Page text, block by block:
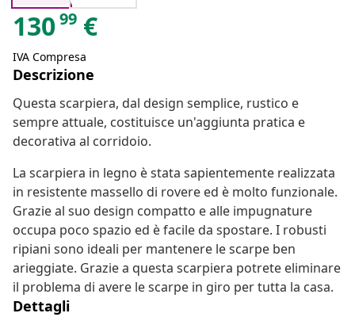
13099 €
IVA Compresa
Descrizione
Questa scarpiera, dal design semplice, rustico e
sempre attuale, costituisce un'aggiunta pratica e
decorativa al corridoio.
La scarpiera in legno è stata sapientemente realizzata
in resistente massello di rovere ed è molto funzionale.
Grazie al suo design compatto e alle impugnature
occupa poco spazio ed è facile da spostare. I robusti
ripiani sono ideali per mantenere le scarpe ben
arieggiate. Grazie a questa scarpiera potrete eliminare
il problema di avere le scarpe in giro per tutta la casa.
Dettagli